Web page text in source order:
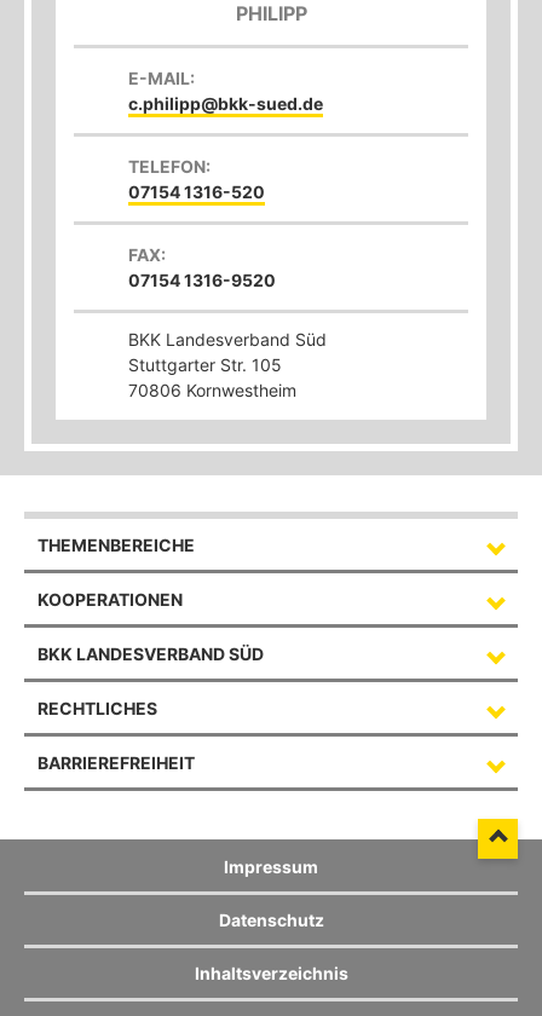
PHILIPP
E-MAIL:
c.philipp@bkk-sued.de
TELEFON:
07154 1316-520
FAX:
07154 1316-9520
BKK Landesverband Süd
Stuttgarter Str. 105
70806 Kornwestheim
THEMENBEREICHE
KOOPERATIONEN
BKK LANDESVERBAND SÜD
RECHTLICHES
BARRIEREFREIHEIT
Impressum
Datenschutz
Inhaltsverzeichnis